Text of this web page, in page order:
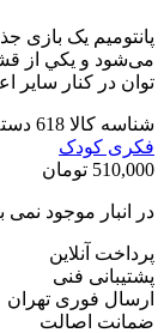
پانتومیم یک بازی
می‌شود و يکي از
توان در کنار سایر
شناسه کالا 618
فکری کودک
510,000 تومان
در انبار موجود نمی
پرداخت آنلاین
پشتیبانی فنی
ارسال فوری تهران
ضمانت اصالت